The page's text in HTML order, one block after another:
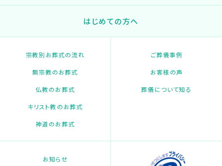
はじめての方へ
宗教別お葬式の流れ
無宗教のお葬式
仏教のお葬式
キリスト教のお葬式
神道のお葬式
ご葬儀事例
お客様の声
葬儀について知る
お知らせ